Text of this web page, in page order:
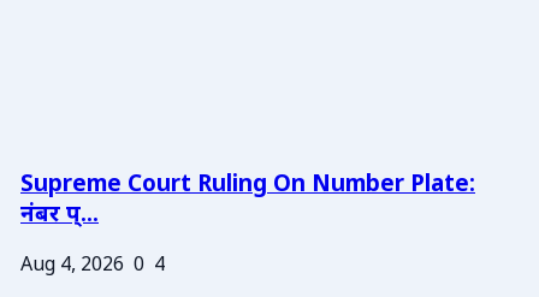
Supreme Court Ruling On Number Plate:
नंबर प्...
Aug 4, 2026 0 4